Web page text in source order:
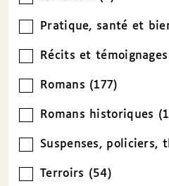
Pratique, santé et
Récits et
Romans (177)
Romans historiques
Suspenses, policiers,
Terroirs (54)